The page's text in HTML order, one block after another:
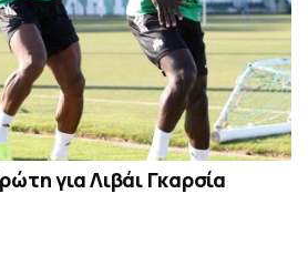
για Λιβάι Γκαρσία